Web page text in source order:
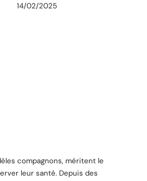
14/02/2025
compagnons, méritent le
leur santé. Depuis des